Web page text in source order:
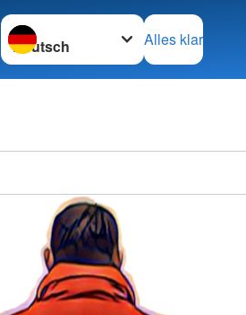
Sprache wechseln zu
Alles klar